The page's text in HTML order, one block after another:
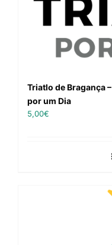
Triatlo de Bragança
por um Dia
5,00€